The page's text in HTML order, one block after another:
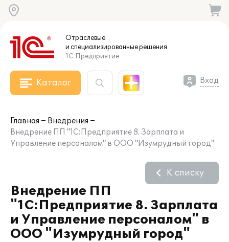
Отраслевые
и специализированныерешения
1С:Предприятие
Каталог Вход
Главная
Внедрения
Внедрение ПП "1С:Предприятие 8. Зарплата и
Управление персоналом" в ООО "Изумрудный город"
Внедрение ПП
"1С:Предприятие 8. Зарплата
и Управление персоналом" в
ООО "Изумрудный город"
К списку